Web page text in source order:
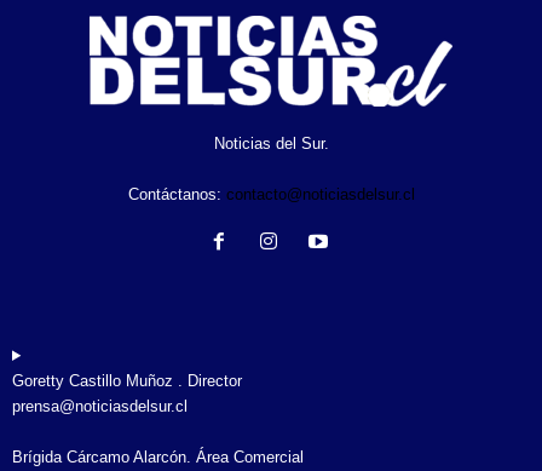
Noticias del Sur.
Contáctanos: contacto@noticiasdelsur.cl
Goretty Castillo Muñoz . Director
prensa@noticiasdelsur.cl
Brígida Cárcamo Alarcón. Área Comercial